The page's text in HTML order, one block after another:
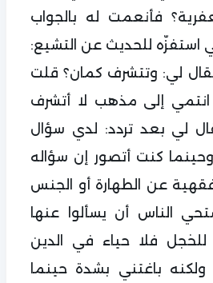
فأنعمت له بالجواب
للحديث عن التشيع:
لي: وتتشرف كمان؟ قلت
إلى مذهب لا أتشرف
لي بعد تردد: لدي سؤال
كنت أتصور إن سؤاله
عن الطهارة أو الجنس
الناس أن يسألوا عنها
فلا حياء في الدين
ولكنه باغتني بشدة حينما